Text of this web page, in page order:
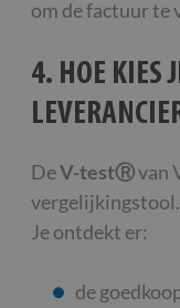
om de factuur te
4. HOE KIES
DeV-testⓇvan
vergelijkingstool.
Je ontdekt er:
de